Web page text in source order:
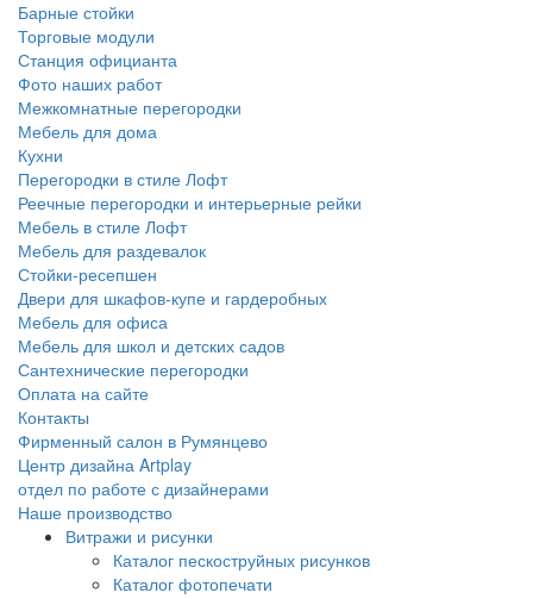
Барные стойки
Торговые модули
Станция официанта
Фото наших работ
Межкомнатные перегородки
Мебель для дома
Кухни
Перегородки в стиле Лофт
Реечные перегородки и интерьерные рейки
Мебель в стиле Лофт
Мебель для раздевалок
Стойки-ресепшен
Двери для шкафов-купе и гардеробных
Мебель для офиса
Мебель для школ и детских садов
Сантехнические перегородки
Оплата на сайте
Контакты
Фирменный салон в Румянцево
Центр дизайна Artplay
отдел по работе с дизайнерами
Наше производство
Витражи и рисунки
Каталог пескоструйных рисунков
Каталог фотопечати